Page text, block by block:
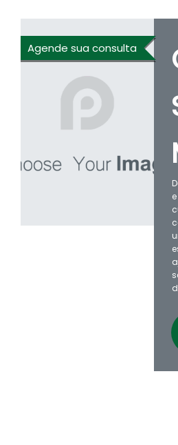
Agende sua consulta